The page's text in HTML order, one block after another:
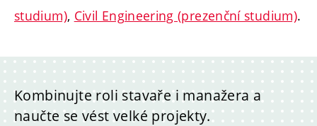
studium), Civil Engineering (prezenční studium).
Kombinujte roli stavaře i manažera a
naučte se vést velké projekty.